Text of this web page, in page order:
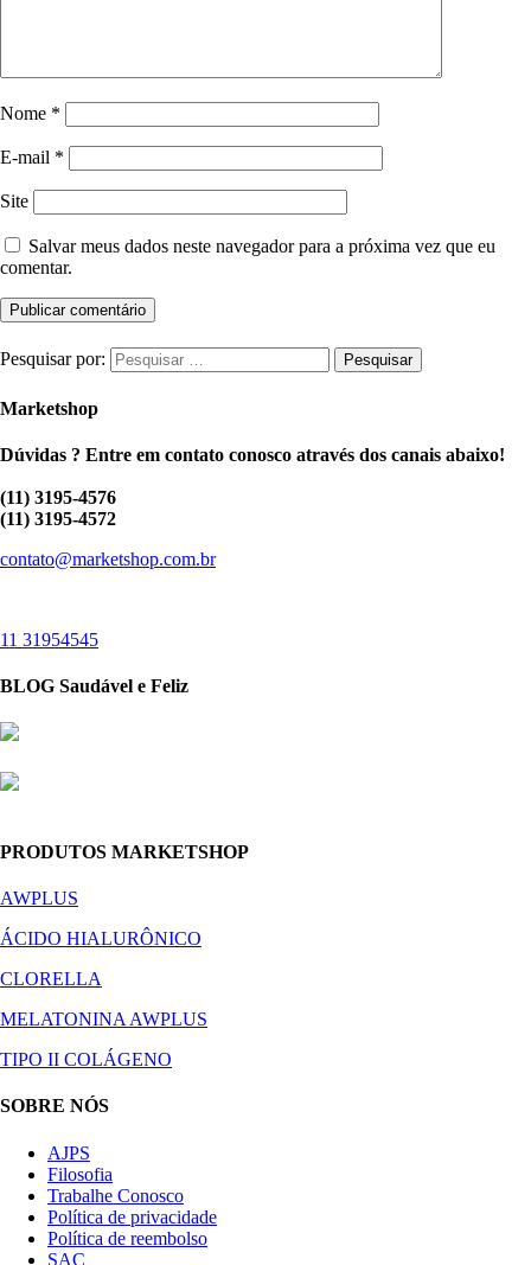
Nome *
E-mail *
Site
Salvar meus dados neste navegador para a próxima vez que eu
comentar.
Pesquisar por:
Marketshop
Dúvidas ? Entre em contato conosco através dos canais abaixo!
(11) 3195-4576
(11) 3195-4572
contato@marketshop.com.br
11 31954545
BLOG Saudável e Feliz
PRODUTOS MARKETSHOP
AWPLUS
ÁCIDO HIALURÔNICO
CLORELLA
MELATONINA AWPLUS
TIPO II COLÁGENO
SOBRE NÓS
AJPS
Filosofia
Trabalhe Conosco
Política de privacidade
Política de reembolso
SAC